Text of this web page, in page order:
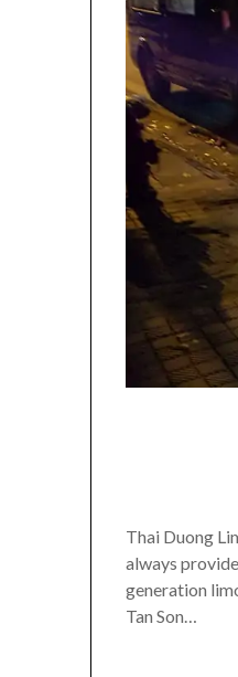
Thai Duong
always
generation
Tan Son…